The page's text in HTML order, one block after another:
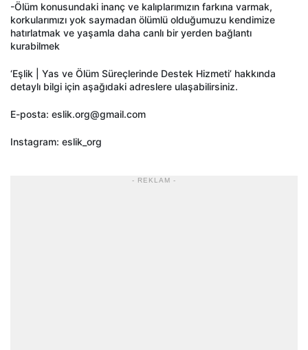
-Ölüm konusundaki inanç ve kalıplarımızın farkına varmak,
korkularımızı yok saymadan ölümlü olduğumuzu kendimize
hatırlatmak ve yaşamla daha canlı bir yerden bağlantı
kurabilmek
‘Eşlik | Yas ve Ölüm Süreçlerinde Destek Hizmeti’ hakkında
detaylı bilgi için aşağıdaki adreslere ulaşabilirsiniz.
E-posta: eslik.org@gmail.com
Instagram: eslik_org
- REKLAM -